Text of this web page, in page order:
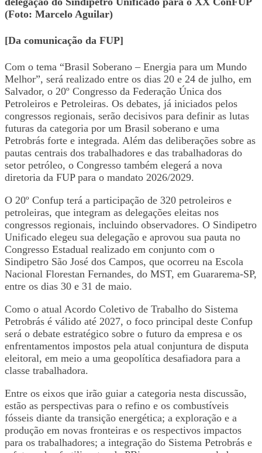
[Da comunicação da FUP]
Com o tema “Brasil Soberano – Energia para um Mundo
Melhor”, será realizado entre os dias 20 e 24 de julho, em
Salvador, o 20º Congresso da Federação Única dos
Petroleiros e Petroleiras. Os debates, já iniciados pelos
congressos regionais, serão decisivos para definir as lutas
futuras da categoria por um Brasil soberano e uma
Petrobrás forte e integrada. Além das deliberações sobre as
pautas centrais dos trabalhadores e das trabalhadoras do
setor petróleo, o Congresso também elegerá a nova
diretoria da FUP para o mandato 2026/2029.
O 20º Confup terá a participação de 320 petroleiros e
petroleiras, que integram as delegações eleitas nos
congressos regionais, incluindo observadores. O Sindipetro
Unificado elegeu sua delegação e aprovou sua pauta no
Congresso Estadual realizado em conjunto com o
Sindipetro São José dos Campos, que ocorreu na Escola
Nacional Florestan Fernandes, do MST, em Guararema-SP,
entre os dias 30 e 31 de maio.
Como o atual Acordo Coletivo de Trabalho do Sistema
Petrobrás é válido até 2027, o foco principal deste Confup
será o debate estratégico sobre o futuro da empresa e os
enfrentamentos impostos pela atual conjuntura de disputa
eleitoral, em meio a uma geopolítica desafiadora para a
classe trabalhadora.
Entre os eixos que irão guiar a categoria nesta discussão,
estão as perspectivas para o refino e os combustíveis
fósseis diante da transição energética; a exploração e a
produção em novas fronteiras e os respectivos impactos
para os trabalhadores; a integração do Sistema Petrobrás e